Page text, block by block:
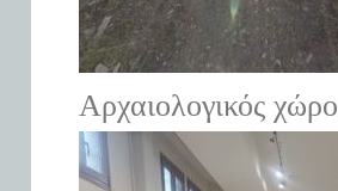
Αρχαιολογικός